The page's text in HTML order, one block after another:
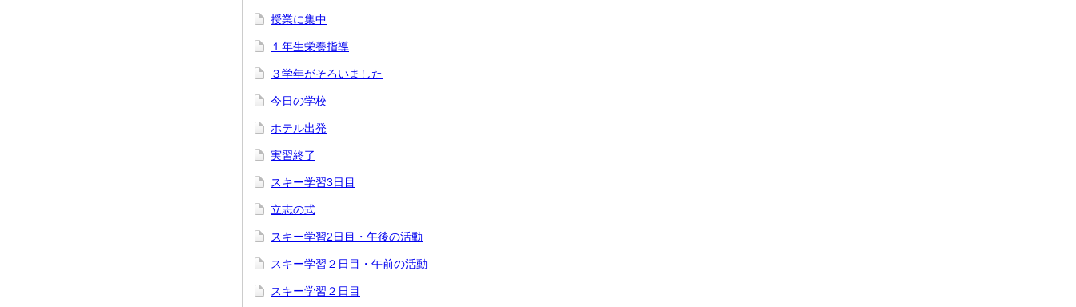
授業に集中
１年生栄養指導
３学年がそろいました
今日の学校
ホテル出発
実習終了
スキー学習3日目
立志の式
スキー学習2日目・午後の活動
スキー学習２日目・午前の活動
スキー学習２日目